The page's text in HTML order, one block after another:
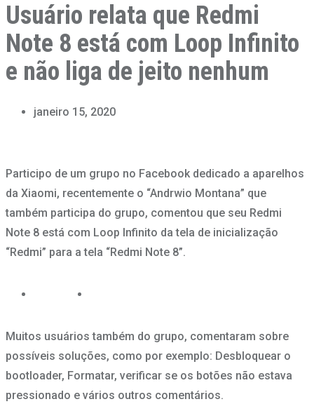
Usuário relata que Redmi
Note 8 está com Loop Infinito
e não liga de jeito nenhum
janeiro 15, 2020
Participo de um grupo no Facebook dedicado a aparelhos
da Xiaomi, recentemente o “Andrwio Montana” que
também participa do grupo, comentou que seu Redmi
Note 8 está com Loop Infinito da tela de inicialização
“Redmi” para a tela “Redmi Note 8”.
Muitos usuários também do grupo, comentaram sobre
possíveis soluções, como por exemplo: Desbloquear o
bootloader, Formatar, verificar se os botões não estava
pressionado e vários outros comentários.